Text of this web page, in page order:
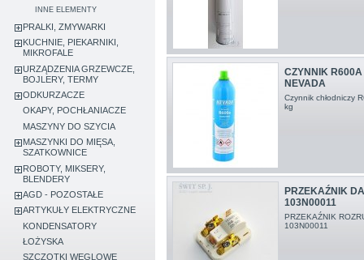
INNE ELEMENTY
PRALKI, ZMYWARKI
KUCHNIE, PIEKARNIKI,
MIKROFALE
URZĄDZENIA GRZEWCZE,
BOJLERY, TERMY
ODKURZACZE
OKAPY, POCHŁANIACZE
MASZYNY DO SZYCIA
MASZYNKI DO MIĘSA,
SZATKOWNICE
ROBOTY, MIKSERY,
BLENDERY
AGD - POZOSTAŁE
ARTYKUŁY ELEKTRYCZNE
KONDENSATORY
ŁOŻYSKA
SZCZOTKI WĘGLOWE
CZYNNIK R600A
NEVADA
Czynnik chłodniczy
kg
PRZEKAŹNIK
103N00011
PRZEKAŹNIK
103N00011